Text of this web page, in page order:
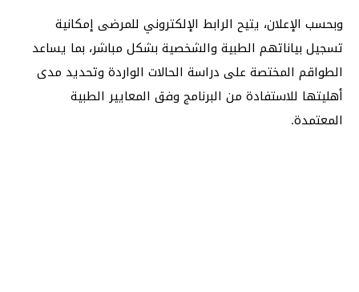
وبحسب الإعلان، يتيح الرابط الإلكتروني للمرضى إمكانية
تسجيل بياناتهم الطبية والشخصية بشكل مباشر، بما يساعد
الطواقم المختصة على دراسة الحالات الواردة وتحديد مدى
أهليتها للاستفادة من البرنامج وفق المعايير الطبية
المعتمدة.